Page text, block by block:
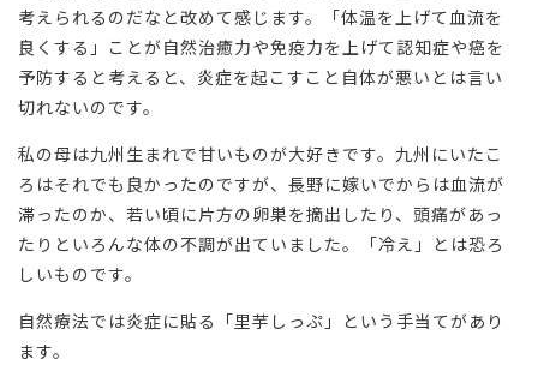
考えられるのだなと改めて感じます。「体温を上げて血流を
良くする」ことが自然治癒力や免疫力を上げて認知症や癌を
予防すると考えると、炎症を起こすこと自体が悪いとは言い
切れないのです。
私の母は九州生まれで甘いものが大好きです。九州にいたこ
ろはそれでも良かったのですが、長野に嫁いでからは血流が
滞ったのか、若い頃に片方の卵巣を摘出したり、頭痛があっ
たりといろんな体の不調が出ていました。「冷え」とは恐ろ
しいものです。
自然療法では炎症に貼る「里芋しっぷ」という手当てがあり
ます。